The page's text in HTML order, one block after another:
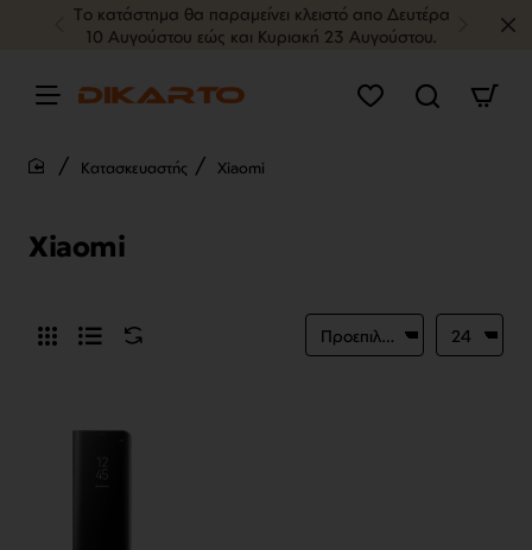
Tο κατάστημα θα παραμείνει κλειστό απο Δευτέρα
10 Αυγούστου εώς και Κυριακή 23 Αυγούστου.
Xiaomi
Κατασκευαστής Xiaomi